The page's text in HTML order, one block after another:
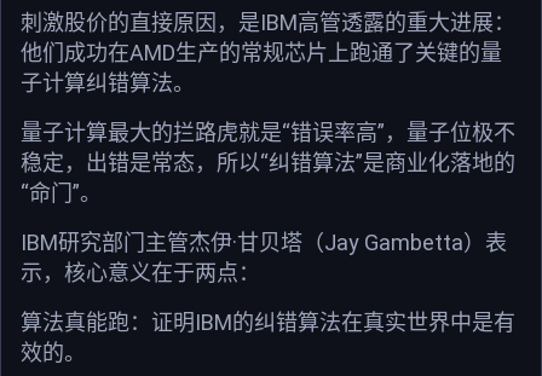
刺激股价的直接原因，是IBM高管透露的重大进展：
他们成功在AMD生产的常规芯片上跑通了关键的量
子计算纠错算法。
量子计算最大的拦路虎就是“错误率高”，量子位极不
稳定，出错是常态，所以“纠错算法”是商业化落地的
“命门”。
IBM研究部门主管杰伊·甘贝塔（Jay Gambetta）表
示，核心意义在于两点：
算法真能跑：证明IBM的纠错算法在真实世界中是有
效的。